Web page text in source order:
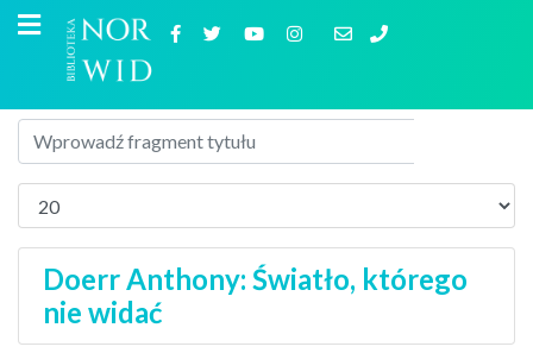
Doerr Anthony: Światło, którego
nie widać